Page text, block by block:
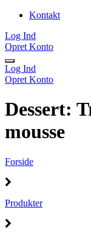
Kontakt
Log Ind
Opret Konto
Log Ind
Opret Konto
Dessert:
mousse
Forside
Produkter